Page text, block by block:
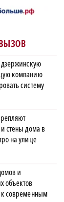
дзержинскую
компанию
систему
стены дома в
на улице
и
объектов
современным